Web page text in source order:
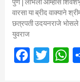
पुणे | लाभला आम्हांस
वारसा या ब्रीद वाक्याने
छत्रपती उदयनराजे भोसले
युवराज